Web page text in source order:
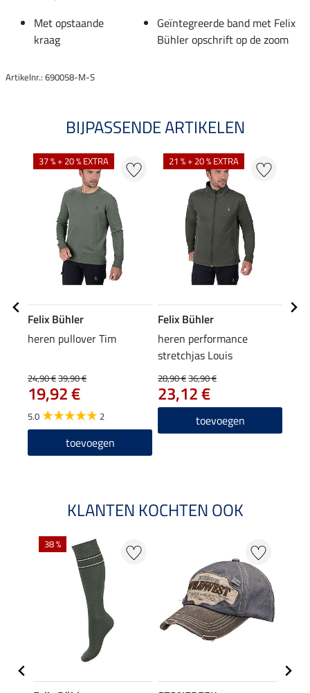
Met opstaande
kraag
Geïntegreerde band met Felix
Bühler opschrift op de zoom
Artikelnr.: 690058-M-S
BIJPASSENDE ARTIKELEN
37 % + 20 % EXTRA
Felix Bühler
heren pullover Tim
24,90 €39,90 €
19,92 €
5.0 2
toevoegen
21 % + 20 % EXTRA
Felix Bühler
heren performance
stretchjas Louis
28,90 €36,90 €
23,12 €
toevoegen
KLANTEN KOCHTEN OOK
38 %